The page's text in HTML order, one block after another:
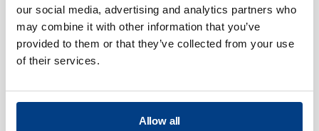
our social media, advertising and analytics partners who
may combine it with other information that you’ve
provided to them or that they’ve collected from your use
of their services.
Allow all
L'équipe de marketing et de
communication gère nos
communications stratégiques et
quotidiennes de manière étroitement